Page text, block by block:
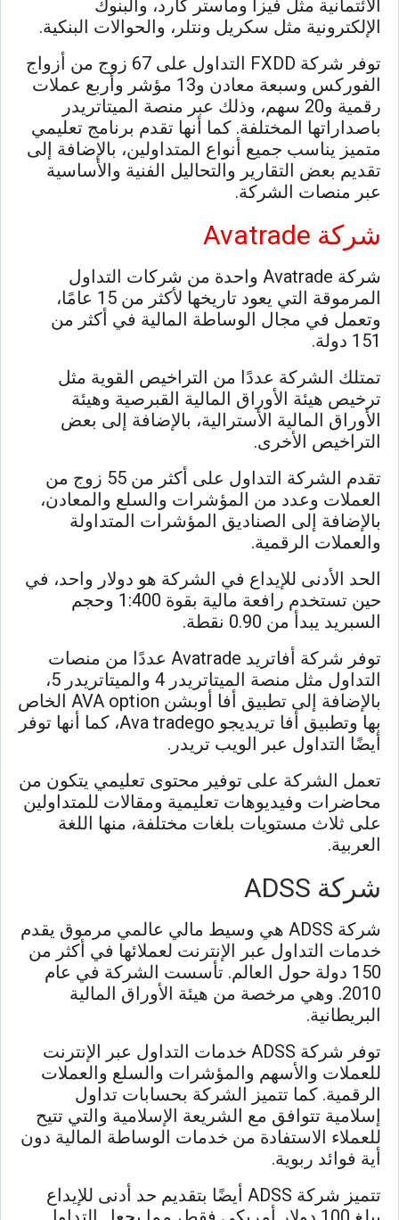
الائتمانية مثل فيزا وماستر كارد، والبنوك
الإلكترونية مثل سكريل ونتلر، والحوالات البنكية.
توفر شركة FXDD التداول على 67 زوج من أزواج
الفوركس وسبعة معادن و13 مؤشر وأربع عملات
رقمية و20 سهم، وذلك عبر منصة الميتاتريدر
باصداراتها المختلفة. كما أنها تقدم برنامج تعليمي
متميز يناسب جميع أنواع المتداولين، بالإضافة إلى
تقديم بعض التقارير والتحاليل الفنية والأساسية
عبر منصات الشركة.
شركة Avatrade
شركة Avatrade واحدة من شركات التداول
المرموقة التي يعود تاريخها لأكثر من 15 عامًا،
وتعمل في مجال الوساطة المالية في أكثر من
151 دولة.
تمتلك الشركة عددًا من التراخيص القوية مثل
ترخيص هيئة الأوراق المالية القبرصية وهيئة
الأوراق المالية الأسترالية، بالإضافة إلى بعض
التراخيص الأخرى.
تقدم الشركة التداول على أكثر من 55 زوج من
العملات وعدد من المؤشرات والسلع والمعادن،
بالإضافة إلى الصناديق المؤشرات المتداولة
والعملات الرقمية.
الحد الأدنى للإيداع في الشركة هو دولار واحد، في
حين تستخدم رافعة مالية بقوة 1:400 وحجم
السبريد يبدأ من 0.90 نقطة.
توفر شركة أفاتريد Avatrade عددًا من منصات
التداول مثل منصة الميتاتريدر 4 والميتاتريدر 5،
بالإضافة إلى تطبيق أفا أوبشن AVA option الخاص
بها وتطبيق أفا تريديجو Ava tradego، كما أنها توفر
أيضًا التداول عبر الويب تريدر.
تعمل الشركة على توفير محتوى تعليمي يتكون من
محاضرات وفيديوهات تعليمية ومقالات للمتداولين
على ثلاث مستويات بلغات مختلفة، منها اللغة
العربية.
شركة ADSS
شركة ADSS هي وسيط مالي عالمي مرموق يقدم
خدمات التداول عبر الإنترنت لعملائها في أكثر من
150 دولة حول العالم. تأسست الشركة في عام
2010. وهي مرخصة من هيئة الأوراق المالية
البريطانية.
توفر شركة ADSS خدمات التداول عبر الإنترنت
للعملات والأسهم والمؤشرات والسلع والعملات
الرقمية. كما تتميز الشركة بحسابات تداول
إسلامية تتوافق مع الشريعة الإسلامية والتي تتيح
للعملاء الاستفادة من خدمات الوساطة المالية دون
أية فوائد ربوية.
تتميز شركة ADSS أيضًا بتقديم حد أدنى للإيداع